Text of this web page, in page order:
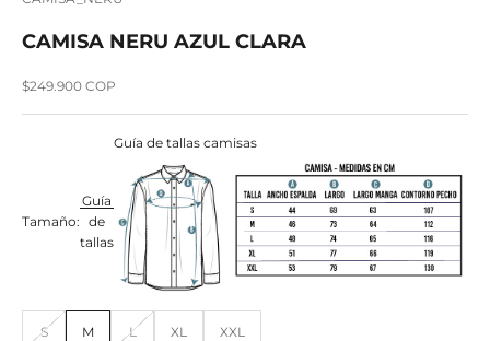
CAMISA NERU AZUL CLARA
Precio de oferta
$249.900 COP
Tamaño:
Guía
de
tallas
Guía de tallas camisas
S M L XL XXL